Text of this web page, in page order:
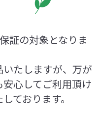
証の対象となりま
たしますが、万が
心してご利用頂け
ております。